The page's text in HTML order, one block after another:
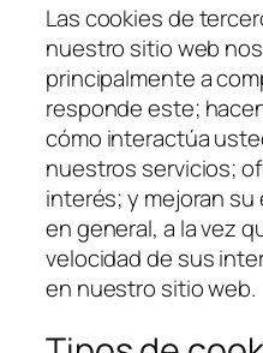
Las cookies de
nuestro sitio web
principalmente a
responde este;
cómo interactúa
nuestros servicios;
interés; y mejoran
en general, a la vez
velocidad de sus
en nuestro sitio web.